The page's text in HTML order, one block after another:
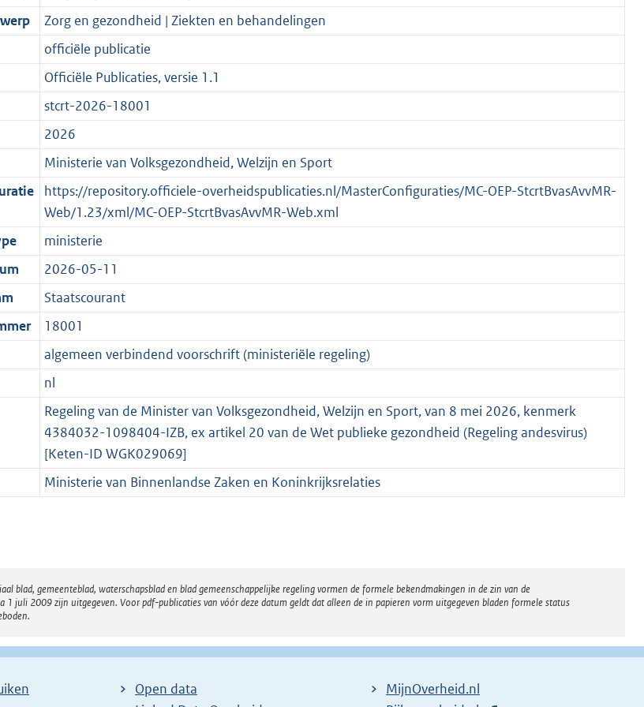
s
g
r
o
o
t
e
:
2
K
b
d
s
g
r
o
t
t
e
:
K
b
Zorg en gezondheid | Ziekten en behandelingen
officiële publicatie
Officiële Publicaties, versie 1.1
stcrt-2026-18001
2026
Ministerie van Volksgezondheid, Welzijn en Sport
https://repository.officiele-overheidspublicaties.nl/MasterConfiguraties/MC-OEP-StcrtBvasAvvMR-
Web/1.23/xml/MC-OEP-StcrtBvasAvvMR-Web.xml
ministerie
2026-05-11
Staatscourant
18001
algemeen verbindend voorschrift (ministeriële regeling)
nl
Regeling van de Minister van Volksgezondheid, Welzijn en Sport, van 8 mei 2026, kenmerk
4384032-1098404-IZB, ex artikel 20 van de Wet publieke gezondheid (Regeling andesvirus)
[Keten-ID WGK029069]
Ministerie van Binnenlandse Zaken en Koninkrijksrelaties
blad, gemeenteblad, waterschapsblad en blad gemeenschappelijke regeling vormen de formele bekendmakingen in de zin van de
juli 2009 zijn uitgegeven. Voor pdf-publicaties van vóór deze datum geldt dat alleen de in papieren vorm uitgegeven bladen formele status
Open data
MijnOverheid.nl